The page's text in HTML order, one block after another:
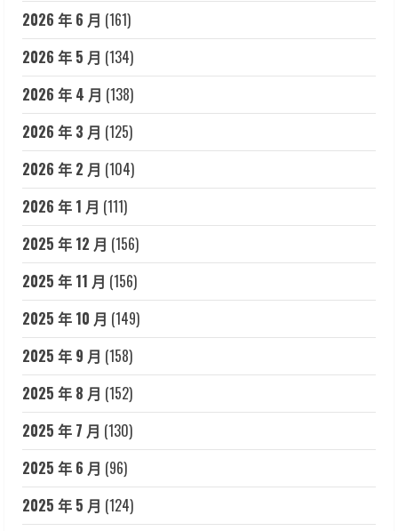
2026 年 6 月 (161)
2026 年 5 月 (134)
2026 年 4 月 (138)
2026 年 3 月 (125)
2026 年 2 月 (104)
2026 年 1 月 (111)
2025 年 12 月 (156)
2025 年 11 月 (156)
2025 年 10 月 (149)
2025 年 9 月 (158)
2025 年 8 月 (152)
2025 年 7 月 (130)
2025 年 6 月 (96)
2025 年 5 月 (124)